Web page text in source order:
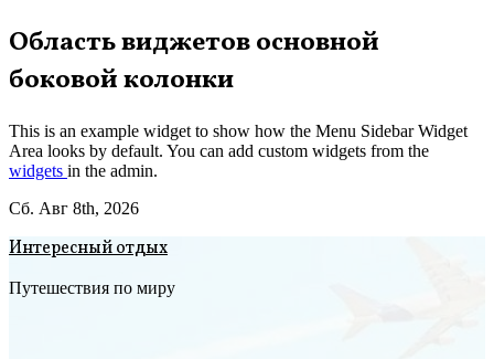
Перейти
к
содержимому
Область виджетов основной
боковой колонки
This is an example widget to show how the Menu Sidebar Widget
Area looks by default. You can add custom widgets from the
widgets in the admin.
Сб. Авг 8th, 2026
Интересный отдых
Путешествия по миру